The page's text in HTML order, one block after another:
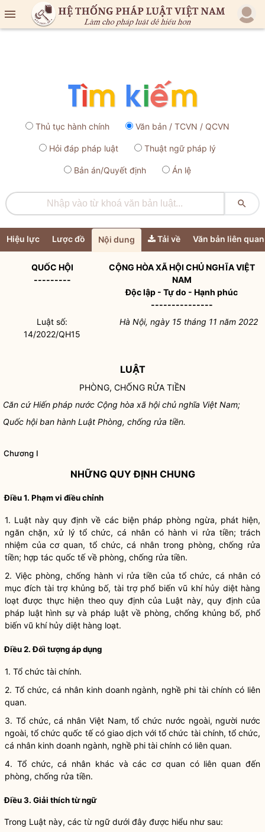

Thủ tục hành chính Văn bản / TCVN / QCVN
Hỏi đáp pháp luật Thuật ngữ pháp lý
Bản án/Quyết định Án lệ

Hiệu lực Lược đồ Nội dung Tải về Văn bản liên quan
QUỐC HỘI
---------
CỘNG HÒA XÃ HỘI CHỦ NGHĨA VIỆT
NAM
Độc lập - Tự do - Hạnh phúc
---------------
Luật số:
14/2022/QH15
Hà Nội, ngày 15 tháng 11 năm 2022
LUẬT
PHÒNG, CHỐNG RỬA TIỀN
Căn cứ Hiến pháp nước Cộng hòa xã hội chủ nghĩa Việt Nam;
Quốc hội ban hành Luật Phòng, chống rửa tiền.
Chương I
NHỮNG QUY ĐỊNH CHUNG
Điều 1. Phạm vi điều chỉnh
1. Luật này quy định về các biện pháp phòng ngừa, phát hiện,
ngăn chặn, xử lý tổ chức, cá nhân có hành vi rửa tiền; trách
nhiệm của cơ quan, tổ chức, cá nhân trong phòng, chống rửa
tiền; hợp tác quốc tế về phòng, chống rửa tiền.
2. Việc phòng, chống hành vi rửa tiền của tổ chức, cá nhân có
mục đích tài trợ khủng bố, tài trợ phổ biến vũ khí hủy diệt hàng
loạt được thực hiện theo quy định của Luật này, quy định của
pháp luật hình sự và pháp luật về phòng, chống khủng bố, phổ
biến vũ khí hủy diệt hàng loạt.
Điều 2. Đối tượng áp dụng
1. Tổ chức tài chính.
2. Tổ chức, cá nhân kinh doanh ngành, nghề phi tài chính có liên
quan.
3. Tổ chức, cá nhân Việt Nam, tổ chức nước ngoài, người nước
ngoài, tổ chức quốc tế có giao dịch với tổ chức tài chính, tổ chức,
cá nhân kinh doanh ngành, nghề phi tài chính có liên quan.
4. Tổ chức, cá nhân khác và các cơ quan có liên quan đến
phòng, chống rửa tiền.
Điều 3. Giải thích từ ngữ
Trong Luật này, các từ ngữ dưới đây được hiểu như sau: